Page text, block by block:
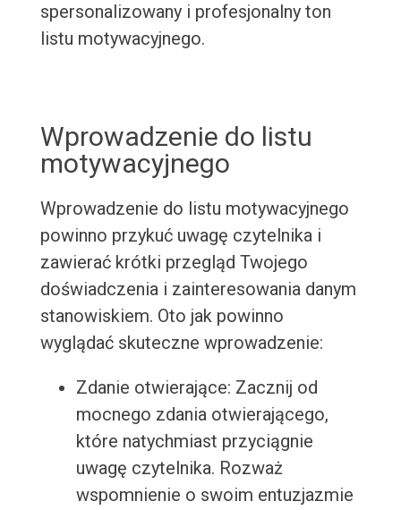
spersonalizowany i profesjonalny ton
listu motywacyjnego.
Wprowadzenie do listu
motywacyjnego
Wprowadzenie do listu motywacyjnego
powinno przykuć uwagę czytelnika i
zawierać krótki przegląd Twojego
doświadczenia i zainteresowania danym
stanowiskiem. Oto jak powinno
wyglądać skuteczne wprowadzenie:
Zdanie otwierające: Zacznij od
mocnego zdania otwierającego,
które natychmiast przyciągnie
uwagę czytelnika. Rozważ
wspomnienie o swoim entuzjazmie